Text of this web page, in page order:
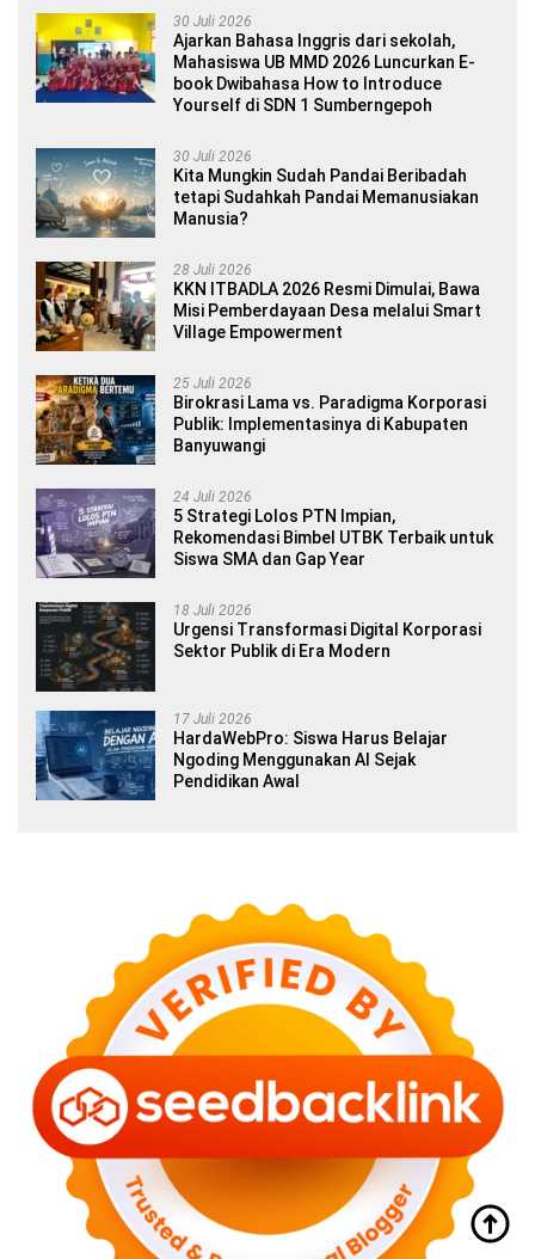
30 Juli 2026
Ajarkan Bahasa Inggris dari sekolah,
Mahasiswa UB MMD 2026 Luncurkan E-
book Dwibahasa How to Introduce
Yourself di SDN 1 Sumberngepoh
30 Juli 2026
Kita Mungkin Sudah Pandai Beribadah
tetapi Sudahkah Pandai Memanusiakan
Manusia?
28 Juli 2026
KKN ITBADLA 2026 Resmi Dimulai, Bawa
Misi Pemberdayaan Desa melalui Smart
Village Empowerment
25 Juli 2026
Birokrasi Lama vs. Paradigma Korporasi
Publik: Implementasinya di Kabupaten
Banyuwangi
24 Juli 2026
5 Strategi Lolos PTN Impian,
Rekomendasi Bimbel UTBK Terbaik untuk
Siswa SMA dan Gap Year
18 Juli 2026
Urgensi Transformasi Digital Korporasi
Sektor Publik di Era Modern
17 Juli 2026
HardaWebPro: Siswa Harus Belajar
Ngoding Menggunakan AI Sejak
Pendidikan Awal